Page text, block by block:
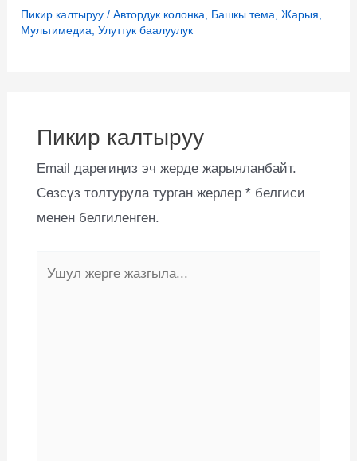
Пикир калтыруу /Автордук колонка Башкы тема ,Жарыя
Мультимедиа ,Улуттук баалуулук
Пикир калтыруу
Email дарегиңиз эч жерде жарыяланбайт.
Сөзсүз толтурула турган жерлер *белгиси
менен белгиленген.